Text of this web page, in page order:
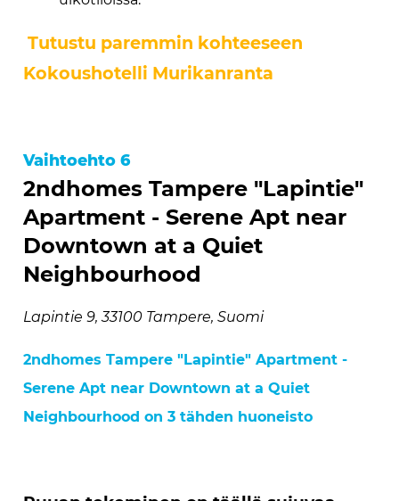
Tutustu paremmin kohteeseen
Kokoushotelli Murikanranta
Vaihtoehto 6
2ndhomes Tampere "Lapintie"
Apartment - Serene Apt near
Downtown at a Quiet
Neighbourhood
Lapintie 9, 33100 Tampere, Suomi
2ndhomes Tampere "Lapintie" Apartment -
Serene Apt near Downtown at a Quiet
Neighbourhood on 3 tähden huoneisto